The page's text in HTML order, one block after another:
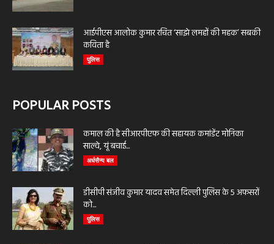
आईपीएस आलोक कुमार रचित ‘साझे लमहों की महक’ सबकी
कविता है
पुलिस
POPULAR POSTS
कमाल की है सीआरपीएफ की सहायक कमांडेंट मोनिका
साल्वे, यूं बचाई...
अर्धसैन्य बल
डीसीपी संजीव कुमार यादव समेत दिल्ली पुलिस के 5 अफसरों
को...
पुलिस